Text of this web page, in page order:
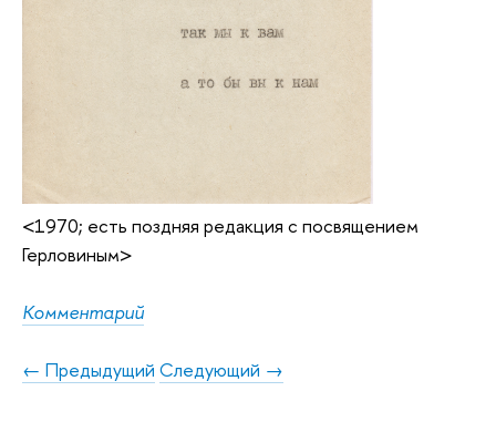
<1970; есть поздняя редакция с посвящением
Герловиным>
Комментарий
← Предыдущий Следующий →